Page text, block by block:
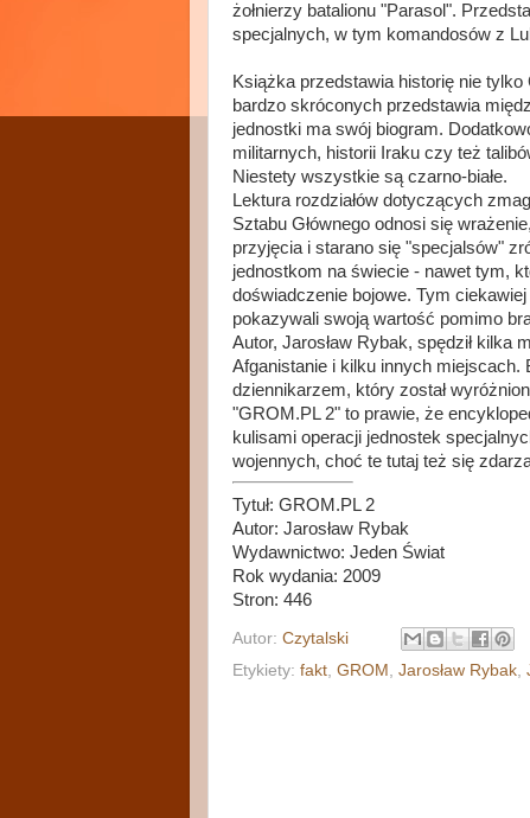
żołnierzy batalionu "Parasol".
specjalnych, w tym komandosów z
Książka przedstawia historię nie
bardzo skróconych przedstawia
jednostki ma swój biogram.
militarnych, historii Iraku czy też
Niestety wszystkie są czarno-białe.
Lektura rozdziałów dotyczących
Sztabu Głównego odnosi się
przyjęcia i starano się "specjalsów"
jednostkom na świecie - nawet tym,
doświadczenie bojowe. Tym
pokazywali swoją wartość pomimo
Autor, Jarosław Rybak, spędził kilka
Afganistanie i kilku innych miejscach.
dziennikarzem, który został
"GROM.PL 2" to prawie, że
kulisami operacji jednostek
wojennych, choć te tutaj też się
Tytuł: GROM.PL 2
Autor: Jarosław Rybak
Wydawnictwo: Jeden Świat
Rok wydania: 2009
Stron: 446
Autor: Czytalski
Etykiety: fakt, GROM , Jarosław Rybak,